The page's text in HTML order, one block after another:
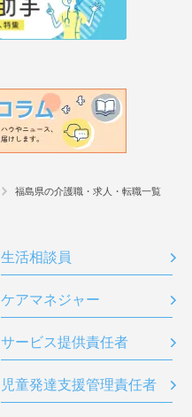
福島県の介護職・求人・転職一覧
生活相談員
ケアマネジャー
サービス提供責任者
児童発達支援管理責任者